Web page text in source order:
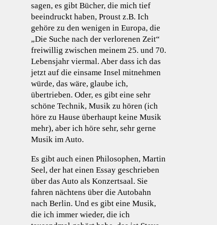
sagen, es gibt Bücher, die mich tief
beeindruckt haben, Proust z.B. Ich
gehöre zu den wenigen in Europa, die
„Die Suche nach der verlorenen Zeit“
freiwillig zwischen meinem 25. und 70.
Lebensjahr viermal. Aber dass ich das
jetzt auf die einsame Insel mitnehmen
würde, das wäre, glaube ich,
übertrieben. Oder, es gibt eine sehr
schöne Technik, Musik zu hören (ich
höre zu Hause überhaupt keine Musik
mehr), aber ich höre sehr, sehr gerne
Musik im Auto.
Es gibt auch einen Philosophen, Martin
Seel, der hat einen Essay geschrieben
über das Auto als Konzertsaal. Sie
fahren nächtens über die Autobahn
nach Berlin. Und es gibt eine Musik,
die ich immer wieder, die ich